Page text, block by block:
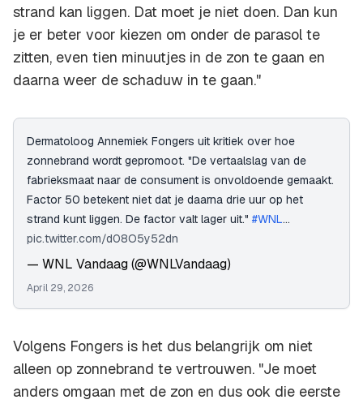
strand kan liggen. Dat moet je niet doen. Dan kun
je er beter voor kiezen om onder de parasol te
zitten, even tien minuutjes in de zon te gaan en
daarna weer de schaduw in te gaan."
Dermatoloog Annemiek Fongers uit kritiek over hoe
zonnebrand wordt gepromoot. "De vertaalslag van de
fabrieksmaat naar de consument is onvoldoende gemaakt.
Factor 50 betekent niet dat je daarna drie uur op het
strand kunt liggen. De factor valt lager uit." #WNL…
pic.twitter.com/d08O5y52dn
— WNL Vandaag (@WNLVandaag)
April 29, 2026
Volgens Fongers is het dus belangrijk om niet
alleen op zonnebrand te vertrouwen. "Je moet
anders omgaan met de zon en dus ook die eerste